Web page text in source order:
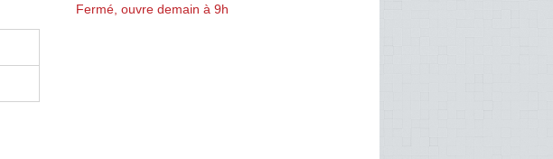
Fermé, ouvre demain à 9h